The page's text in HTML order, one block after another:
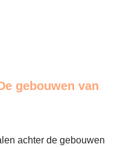
gebouwen van
achter de gebouwen